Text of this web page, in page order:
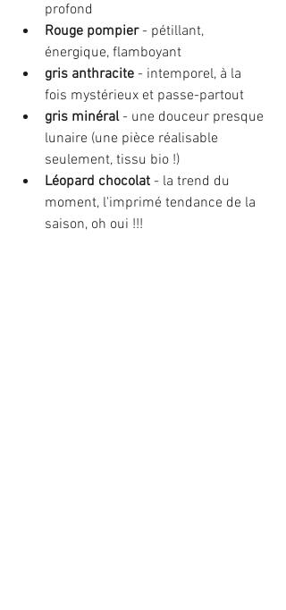
profond
Rouge pompier - pétillant,
énergique, flamboyant
gris anthracite - intemporel, à la
fois mystérieux et passe-partout
gris minéral - une douceur presque
lunaire (une pièce réalisable
seulement, tissu bio !)
Léopard chocolat - la trend du
moment, l'imprimé tendance de la
saison, oh oui !!!